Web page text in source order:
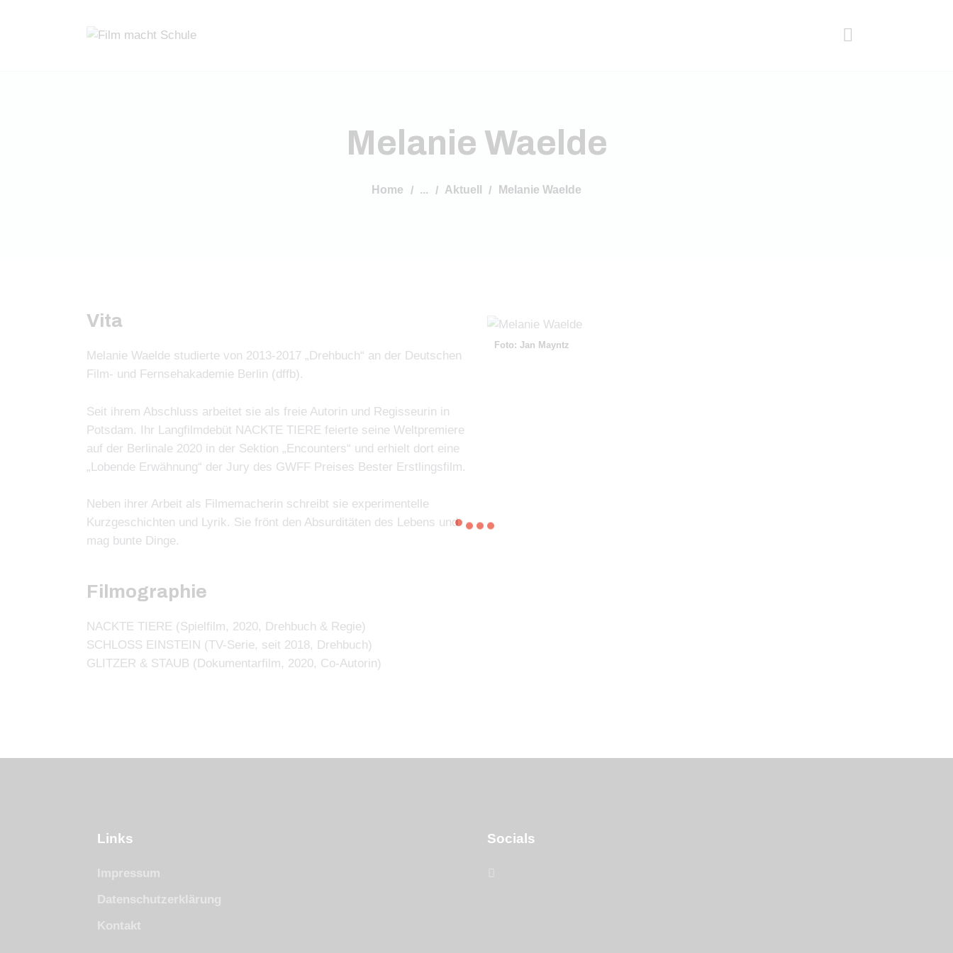
Melanie Waelde
Home ... Aktuell Melanie Waelde
Vita
Melanie Waelde studierte von 2013-2017 „Drehbuch“ an der Deutschen
Film- und Fernsehakademie Berlin (dffb).
Seit ihrem Abschluss arbeitet sie als freie Autorin und Regisseurin in
Potsdam. Ihr Langfilmdebüt NACKTE TIERE feierte seine Weltpremiere
auf der Berlinale 2020 in der Sektion „Encounters“ und erhielt dort eine
„Lobende Erwähnung“ der Jury des GWFF Preises Bester Erstlingsfilm.
Neben ihrer Arbeit als Filmemacherin schreibt sie experimentelle
Kurzgeschichten und Lyrik. Sie frönt den Absurditäten des Lebens und
mag bunte Dinge.
Foto: Jan Mayntz
Filmographie
NACKTE TIERE (Spielfilm, 2020, Drehbuch & Regie)
SCHLOSS EINSTEIN (TV-Serie, seit 2018, Drehbuch)
GLITZER & STAUB (Dokumentarfilm, 2020, Co-Autorin)
Links
Impressum
Datenschutzerklärung
Kontakt
Socials